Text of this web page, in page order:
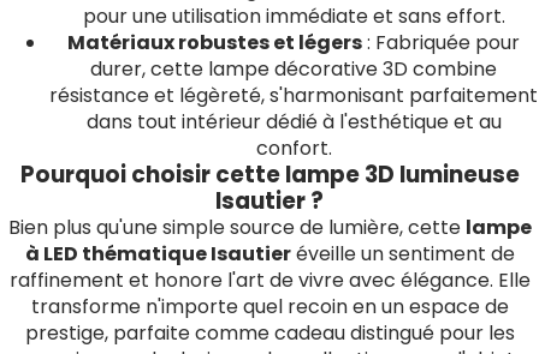
pour une utilisation immédiate et sans effort.
Matériaux robustes et légers: Fabriquée pour
durer, cette lampe décorative 3D combine
résistance et légèreté, s'harmonisant parfaitement
dans tout intérieur dédié à l'esthétique et au
confort.
Pourquoi choisir cette lampe 3D lumineuse
Isautier ?
Bien plus qu'une simple source de lumière, cette lampe
à LED thématique Isautieréveille un sentiment de
raffinement et honore l'art de vivre avec élégance. Elle
transforme n'importe quel recoin en un espace de
prestige, parfaite comme cadeau distingué pour les